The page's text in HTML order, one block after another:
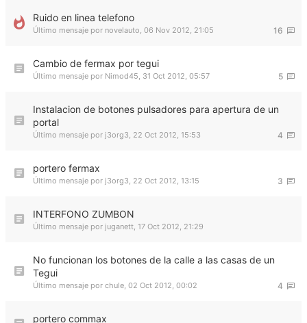
Ruido en linea telefono
16
Último mensaje por novelauto, 06 Nov 2012, 21:05
Cambio de fermax por tegui
5
Último mensaje por Nimod45, 31 Oct 2012, 05:57
Instalacion de botones pulsadores para apertura de un
portal
4
Último mensaje por j3org3, 22 Oct 2012, 15:53
portero fermax
3
Último mensaje por j3org3, 22 Oct 2012, 13:15
INTERFONO ZUMBON
Último mensaje por juganett, 17 Oct 2012, 21:29
No funcionan los botones de la calle a las casas de un
Tegui
4
Último mensaje por chule, 02 Oct 2012, 00:02
portero commax